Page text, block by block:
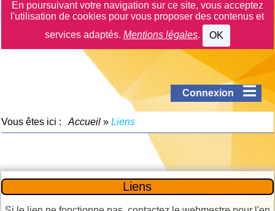
En poursuivant votre navigation sur ce site, vous acceptez
l'utilisation de cookies pour vous proposer des contenus et
services adaptés. Mentions légales. OK
Connexion
Vous êtes ici : Accueil»Liens
Liens